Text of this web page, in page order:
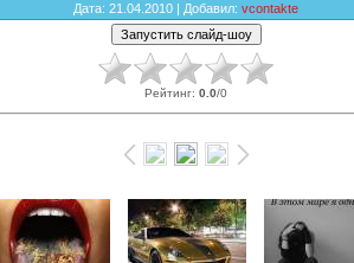
Дата: 21.04.2010 | Добавил: vcontakte
Рейтинг: 0.0/0